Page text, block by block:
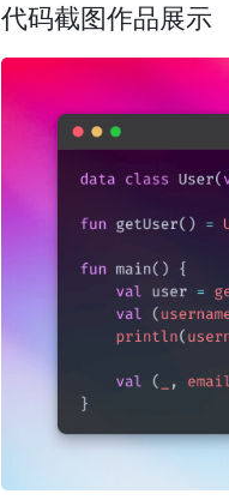
代码截图作品展示